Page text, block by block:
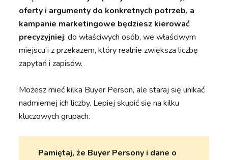
oferty i argumenty do konkretnych potrzeb, a
kampanie marketingowe będziesz kierować
precyzyjniej: do właściwych osób, we właściwym
miejscu i z przekazem, który realnie zwiększa liczbę
zapytań i zapisów.
Możesz mieć kilka Buyer Person, ale staraj się unikać
nadmiernej ich liczby. Lepiej skupić się na kilku
kluczowych grupach.
Pamiętaj, że Buyer Persony i dane o